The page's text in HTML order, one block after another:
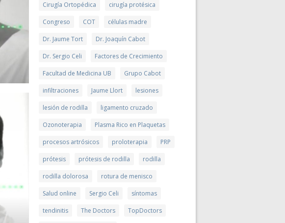
Cirugía Ortopédica cirugía protésica
Congreso COT células madre
Dr. Jaume Tort Dr. Joaquín Cabot
Dr. Sergio Celi Factores de Crecimiento
Facultad de Medicina UB Grupo Cabot
infiltraciones Jaume Llort lesiones
lesión de rodilla ligamento cruzado
Ozonoterapia Plasma Rico en Plaquetas
procesos artrósicos proloterapia PRP
prótesis prótesis de rodilla rodilla
rodilla dolorosa rotura de menisco
Salud online Sergio Celi síntomas
tendinitis The Doctors TopDoctors